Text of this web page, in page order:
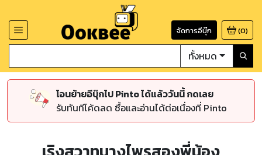
จัดการอีบุ๊ก (0)
ทั้งหมด
โอนย้ายอีบุ๊กไป Pinto ได้แล้ววันนี้ กดเลย
รับทันทีโค้ดลด ซื้อและอ่านได้ต่อเนื่องที่ Pinto